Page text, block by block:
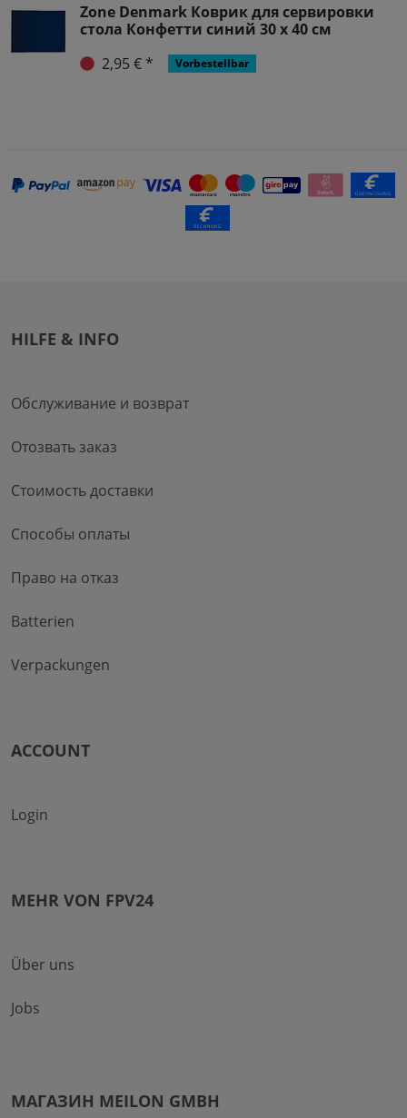
Zone Denmark Коврик для сервировки
стола Конфетти синий 30 x 40 см
2,95 € *
Vorbestellbar
HILFE & INFO
Обслуживание и возврат
Отозвать заказ
Стоимость доставки
Способы оплаты
Право на отказ
Batterien
Verpackungen
ACCOUNT
Login
MEHR VON FPV24
Über uns
Jobs
МАГАЗИН MEILON GMBH